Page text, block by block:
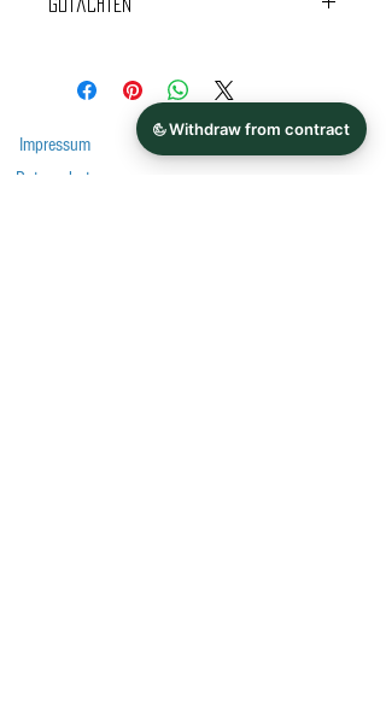
Gutachten
*Bitte beachten Sie vor dem Kauf immer die
Auflagen im Gutachten!
Impressum
Datenschutz